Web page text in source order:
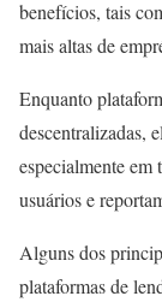
benefícios, tais
mais altas de
Enquanto
descentralizadas,
especialmente
usuários e
Alguns dos
plataformas de